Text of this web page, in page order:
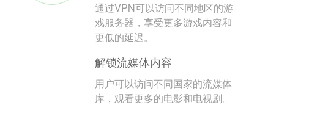
通过VPN可以访问不同地区的游
戏服务器，享受更多游戏内容和
更低的延迟。
解锁流媒体内容
用户可以访问不同国家的流媒体
库，观看更多的电影和电视剧。